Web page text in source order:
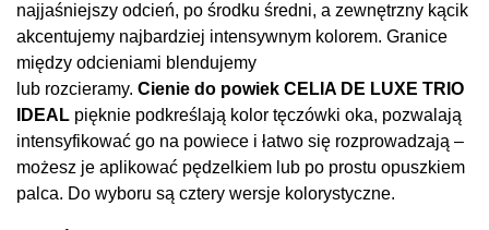
najjaśniejszy odcień, po środku średni, a zewnętrzny kącik
akcentujemy najbardziej intensywnym kolorem. Granice
między odcieniami blendujemy
lub rozcieramy. Cienie do powiek CELIA DE LUXE TRIO
IDEAL pięknie podkreślają kolor tęczówki oka, pozwalają
intensyfikować go na powiece i łatwo się rozprowadzają –
możesz je aplikować pędzelkiem lub po prostu opuszkiem
palca. Do wyboru są cztery wersje kolorystyczne.